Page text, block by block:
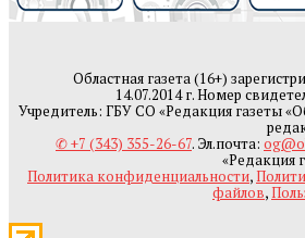
Областная газета (16+)
14.07.2014 г. Номер
Учредитель: ГБУ СО «Редакция газеты
✆ +7 (343) 355-26-67. Эл.почта:
«Редакция
Политика конфиденциальности,
файлов,